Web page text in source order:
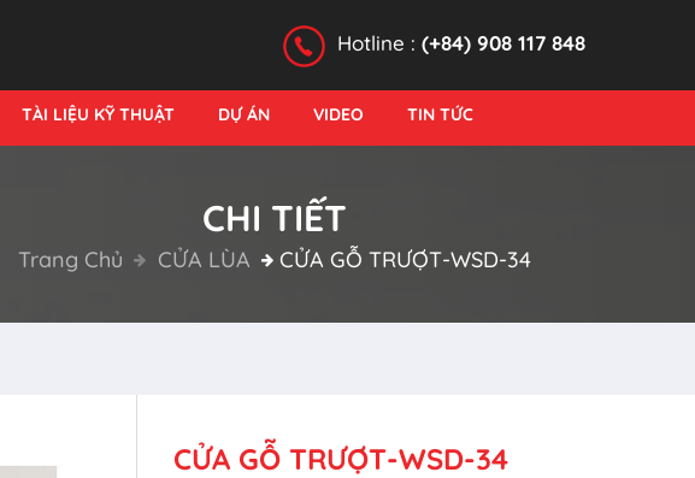
Hotline : (+84) 908 117 848
TÀI LIỆU KỸ THUẬT DỰ ÁN VIDEO TIN TỨC
CHI TIẾT
Trang Chủ CỬA LÙA CỬA GỖ TRƯỢT-WSD-34
CỬA GỖ TRƯỢT-WSD-34